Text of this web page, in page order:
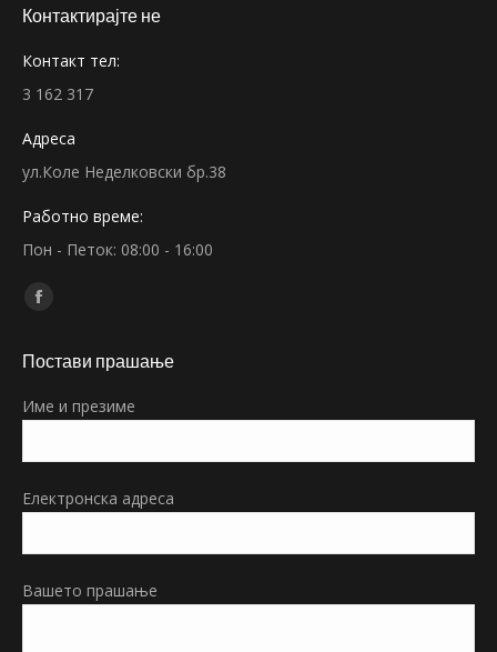
Контактирајте не
Контакт тел:
3 162 317
Адреса
ул.Коле Неделковски бр.38
Работно време:
Пон - Петок: 08:00 - 16:00
Find us on:
Facebook
opens
new
Постави прашање
Име и презиме
Електронска адреса
Вашето прашање